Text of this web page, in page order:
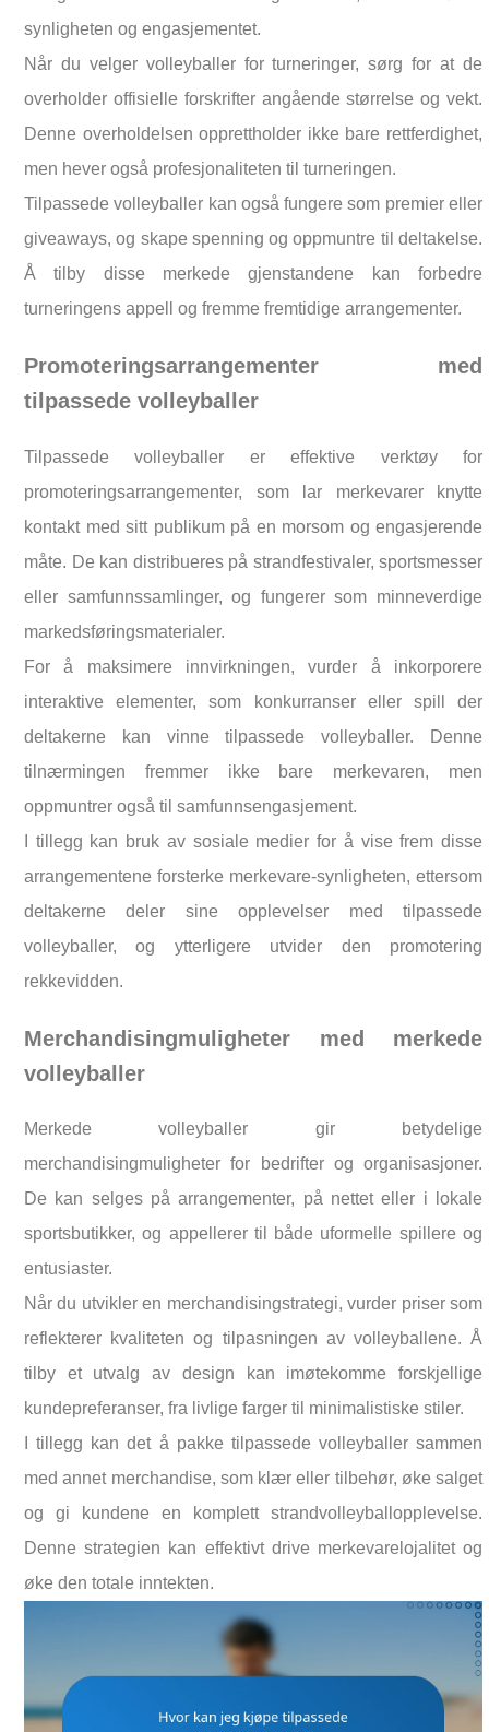
synligheten og engasjementet.
Når du velger volleyballer for turneringer, sørg for at de
overholder offisielle forskrifter angående størrelse og vekt.
Denne overholdelsen opprettholder ikke bare rettferdighet,
men hever også profesjonaliteten til turneringen.
Tilpassede volleyballer kan også fungere som premier eller
giveaways, og skape spenning og oppmuntre til deltakelse.
Å tilby disse merkede gjenstandene kan forbedre
turneringens appell og fremme fremtidige arrangementer.
Promoteringsarrangementer med
tilpassede volleyballer
Tilpassede volleyballer er effektive verktøy for
promoteringsarrangementer, som lar merkevarer knytte
kontakt med sitt publikum på en morsom og engasjerende
måte. De kan distribueres på strandfestivaler, sportsmesser
eller samfunnssamlinger, og fungerer som minneverdige
markedsføringsmaterialer.
For å maksimere innvirkningen, vurder å inkorporere
interaktive elementer, som konkurranser eller spill der
deltakerne kan vinne tilpassede volleyballer. Denne
tilnærmingen fremmer ikke bare merkevaren, men
oppmuntrer også til samfunnsengasjement.
I tillegg kan bruk av sosiale medier for å vise frem disse
arrangementene forsterke merkevare-synligheten, ettersom
deltakerne deler sine opplevelser med tilpassede
volleyballer, og ytterligere utvider den promotering
rekkevidden.
Merchandisingmuligheter med merkede
volleyballer
Merkede volleyballer gir betydelige
merchandisingmuligheter for bedrifter og organisasjoner.
De kan selges på arrangementer, på nettet eller i lokale
sportsbutikker, og appellerer til både uformelle spillere og
entusiaster.
Når du utvikler en merchandisingstrategi, vurder priser som
reflekterer kvaliteten og tilpasningen av volleyballene. Å
tilby et utvalg av design kan imøtekomme forskjellige
kundepreferanser, fra livlige farger til minimalistiske stiler.
I tillegg kan det å pakke tilpassede volleyballer sammen
med annet merchandise, som klær eller tilbehør, øke salget
og gi kundene en komplett strandvolleyballopplevelse.
Denne strategien kan effektivt drive merkevarelojalitet og
øke den totale inntekten.